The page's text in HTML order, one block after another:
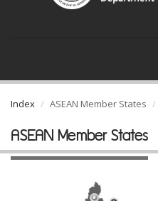
Index ASEAN Member States
ASEAN Member States